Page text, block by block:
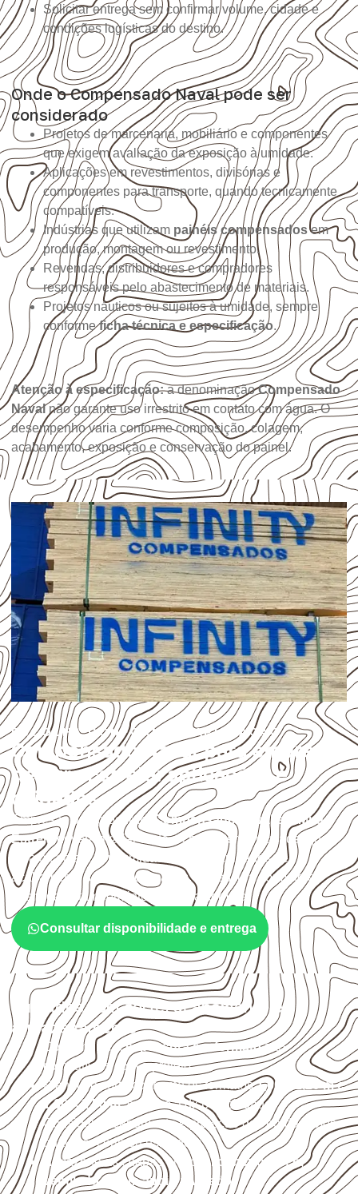
Solicitar entrega sem confirmar volume, cidade e
condições logísticas do destino.
Onde o Compensado Naval pode ser
considerado
Projetos de marcenaria, mobiliário e componentes
que exigem avaliação da exposição à umidade.
Aplicações em revestimentos, divisórias e
componentes para transporte, quando tecnicamente
compatíveis.
Indústrias que utilizam painéis compensadosem
produção, montagem ou revestimento.
Revendas, distribuidores e compradores
responsáveis pelo abastecimento de materiais.
Projetos náuticos ou sujeitos à umidade, sempre
conformeficha técnica e especificação.
Atenção à especificação:a denominaçãoCompensado
Navalnão garante uso irrestrito em contato com água. O
desempenho varia conforme composição, colagem,
acabamento, exposição e conservação do painel.
ESCOLHA CONFORME A APLICAÇÃO
Compensado Naval para empresas
de Mira Estrela: aplicações e
cuidados
Empresas que procuram
Compensado Naval em Mira
Estrela
devem avaliar onde a chapa será instalada, qual
será o contato com umidade e quais cuidados de
acabamento serão necessários. Espessura, formato e
quantidade também interferem na compra.
Consultar disponibilidade e entrega
Cuidados com corte, acabamento e
armazenamento
Confirme se aespessura e o formatosão
compatíveis com o projeto.
Planeje o corte conforme os formatos1,60 × 2,20 m e
1,60 × 2,50 m, sujeitos à disponibilidade.
Considere acabamento e proteção das bordas após
qualquer corte ou usinagem.
Armazene as chapas em local coberto, seco,
ventilado e com apoio nivelado.